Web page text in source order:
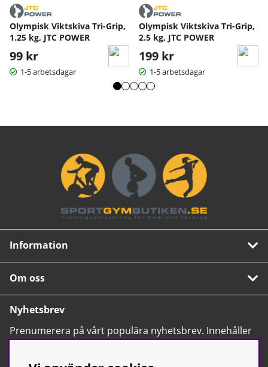
Olympisk Viktskiva Tri-Grip,
1.25 kg, JTC POWER
99 kr
1-5 arbetsdagar
Olympisk Viktskiva Tri-Grip,
2.5 kg, JTC POWER
199 kr
1-5 arbetsdagar
Information
Om oss
Nyhetsbrev
Prenumerera på vårt populära nyhetsbrev. Innehåller
tips, nyheter och våra allra bästa erbjudanden.